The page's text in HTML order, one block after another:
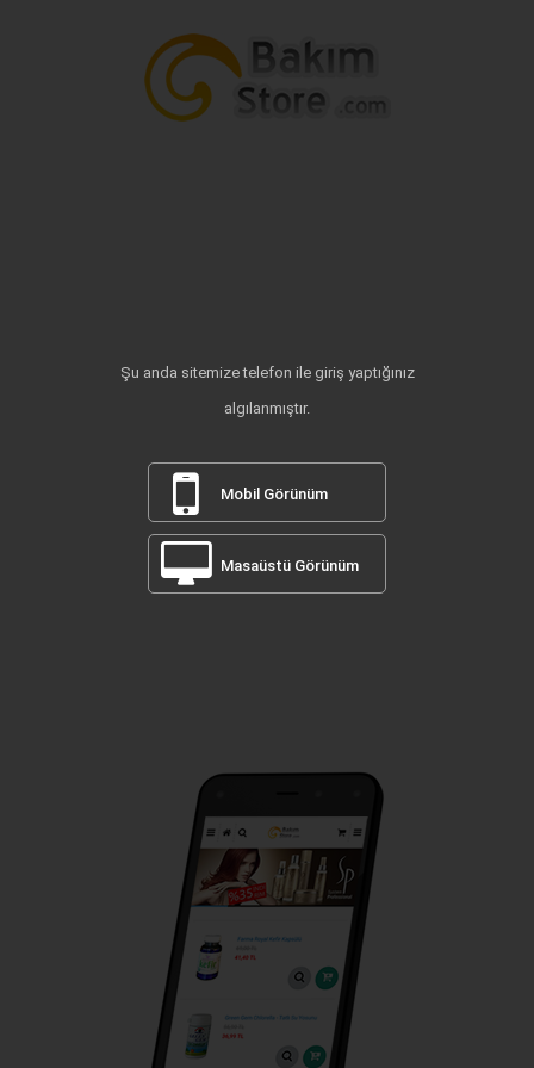
Şu anda sitemize telefon ile giriş yaptığınız
algılanmıştır.
Mobil Görünüm
Masaüstü Görünüm